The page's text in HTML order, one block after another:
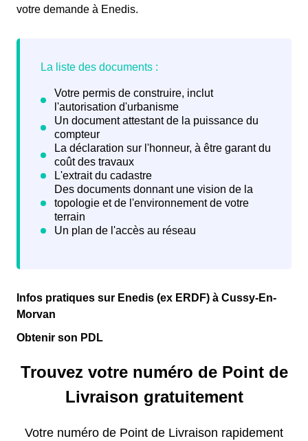
votre demande à Enedis.
Infos pratiques sur Enedis (ex ERDF) à Cussy-En-
Morvan
Obtenir son PDL